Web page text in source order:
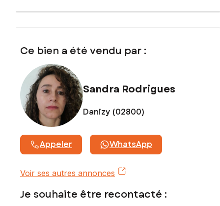
Ce bien a été vendu par :
Sandra Rodrigues
Danizy (02800)
Appeler WhatsApp
Voir ses autres annonces
Je souhaite être recontacté :